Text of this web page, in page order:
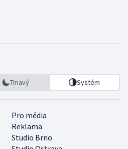
Tmavý Systém
Pro média
Reklama
Studio Brno